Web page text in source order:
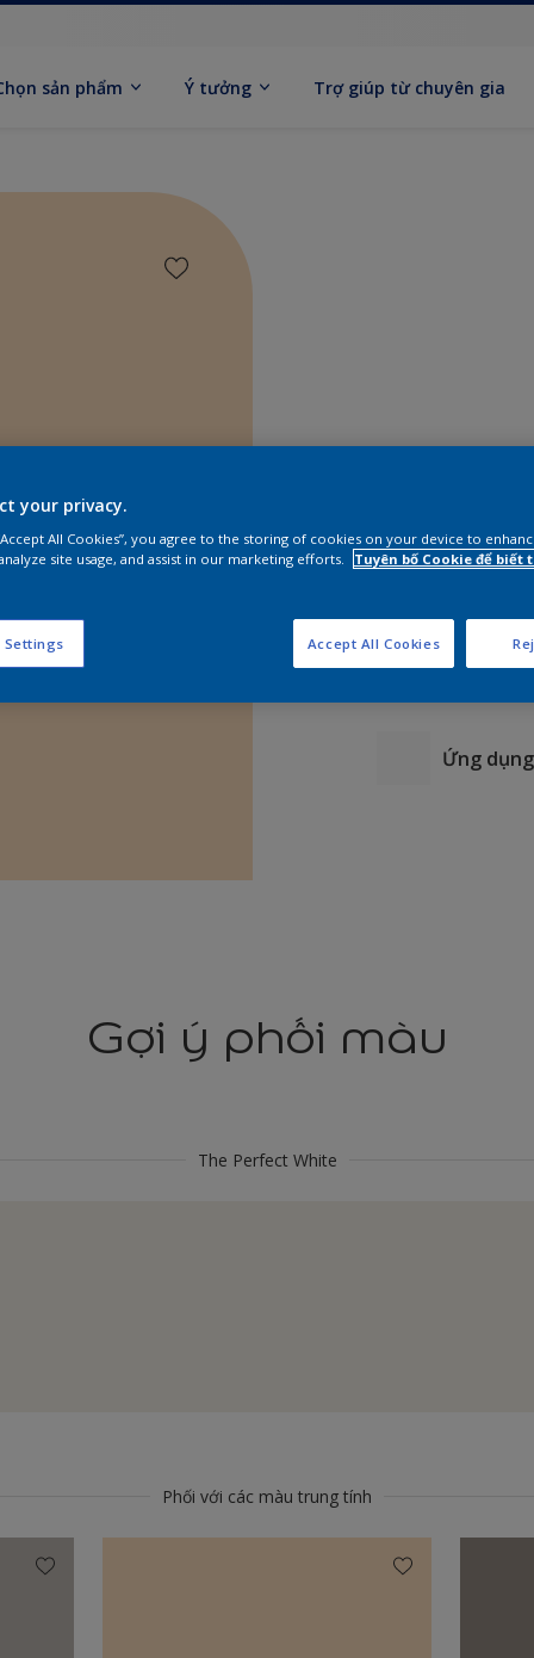
sản phẩm Ý tưởng Trợ giúp từ chuyên gia
Ứng
Gợi ý phối màu
The Perfect White
Phối với các màu trung tính
your privacy.
All Cookies”, you agree to the storing of cookies on your device to
site usage, and assist in our marketing efforts.
Tuyên bố Cookie để biết
Settings Accept All Cookies